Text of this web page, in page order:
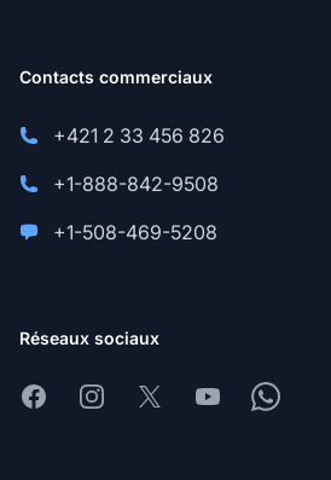
Contacts commerciaux
+421 2 33 456 826
+1-888-842-9508
+1-508-469-5208
Réseaux sociaux
FacebookInstagram
X YoutubeWhatsapp